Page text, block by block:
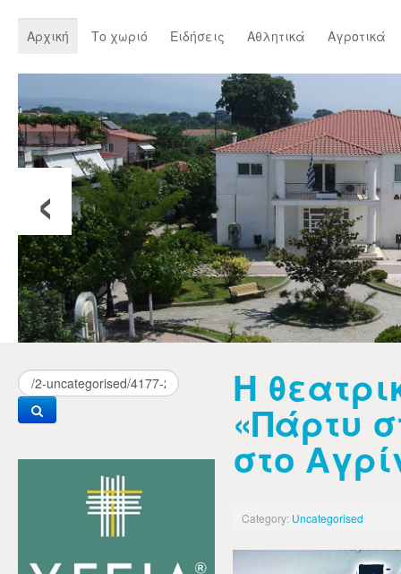
Αρχική Το χωριό Ειδήσεις Αθλητικά Αγροτικά
‹
Η
«Πάρτυ
στο
Category: Uncategorised